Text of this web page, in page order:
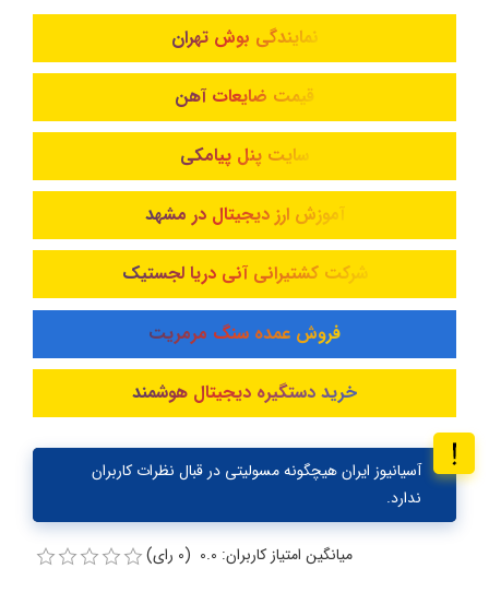
نمایندگی بوش تهران
قیمت ضایعات آهن
سایت پنل پیامکی
آموزش ارز دیجیتال در مشهد
شرکت کشتیرانی آنی دریا لجستیک
فروش عمده سنگ مرمریت
خرید دستگیره دیجیتال هوشمند
آسیانیوز ایران هیچگونه مسولیتی در قبال نظرات کاربران
ندارد.
میانگین امتیاز کاربران: 0.0 (0 رای)